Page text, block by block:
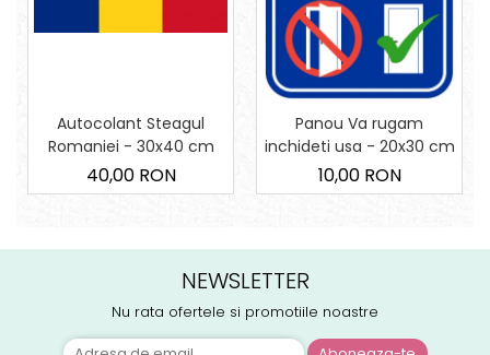
Autocolant Steagul
Romaniei - 30x40 cm
40,00 RON
Panou Va rugam
inchideti usa - 20x30 cm
10,00 RON
NEWSLETTER
Nu rata ofertele si promotiile noastre